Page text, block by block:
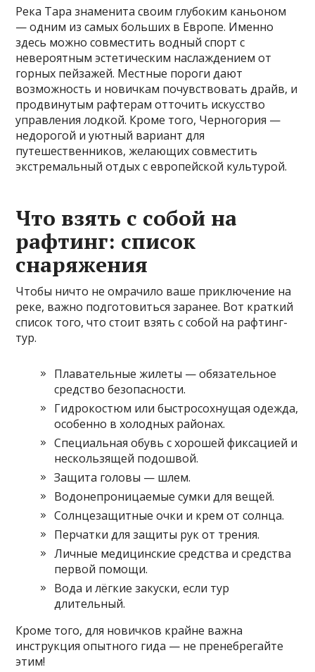
Река Тара знаменита своим глубоким каньоном
— одним из самых больших в Европе. Именно
здесь можно совместить водный спорт с
невероятным эстетическим наслаждением от
горных пейзажей. Местные пороги дают
возможность и новичкам почувствовать драйв, и
продвинутым рафтерам отточить искусство
управления лодкой. Кроме того, Черногория —
недорогой и уютный вариант для
путешественников, желающих совместить
экстремальный отдых с европейской культурой.
Что взять с собой на
рафтинг: список
снаряжения
Чтобы ничто не омрачило ваше приключение на
реке, важно подготовиться заранее. Вот краткий
список того, что стоит взять с собой на рафтинг-
тур.
Плавательные жилеты — обязательное
средство безопасности.
Гидрокостюм или быстросохнущая одежда,
особенно в холодных районах.
Специальная обувь с хорошей фиксацией и
нескользящей подошвой.
Защита головы — шлем.
Водонепроницаемые сумки для вещей.
Солнцезащитные очки и крем от солнца.
Перчатки для защиты рук от трения.
Личные медицинские средства и средства
первой помощи.
Вода и лёгкие закуски, если тур
длительный.
Кроме того, для новичков крайне важна
инструкция опытного гида — не пренебрегайте
этим!